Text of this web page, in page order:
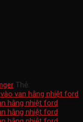
Thẻ:
van hằng nhiệt ford
hằng nhiệt ford
hằng nhiệt ford